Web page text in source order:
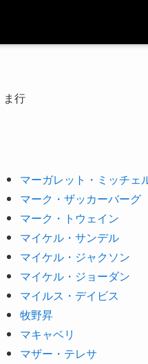
ま行
マーガレット・ミッチェ
マーク・ザッカーバーグ
マーク・トウェイン
マイケル・サンデル
マイケル・ジャクソン
マイケル・ジョーダン
マイルス・デイビス
牧野昇
マキャベリ
マザー・テレサ